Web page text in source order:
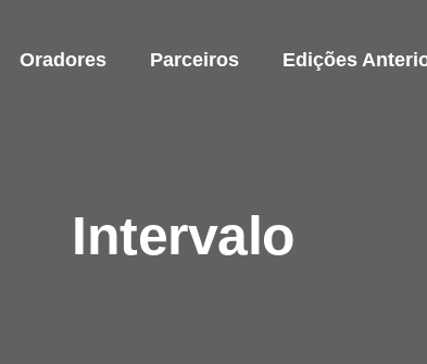
Oradores Parceiros Edições
Intervalo